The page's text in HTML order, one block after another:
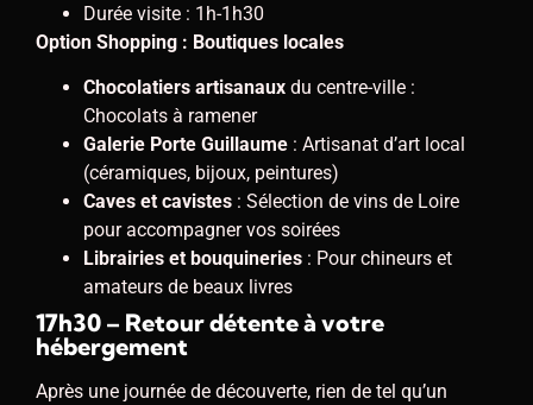
Durée visite : 1h-1h30
Option Shopping : Boutiques locales
Chocolatiers artisanaux du centre-ville :
Chocolats à ramener
Galerie Porte Guillaume : Artisanat d’art local
(céramiques, bijoux, peintures)
Caves et cavistes : Sélection de vins de Loire
pour accompagner vos soirées
Librairies et bouquineries : Pour chineurs et
amateurs de beaux livres
17h30 – Retour détente à votre
hébergement
Après une journée de découverte, rien de tel qu’un